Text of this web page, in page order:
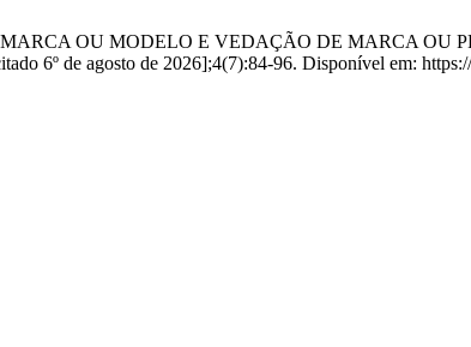
MARCA OU MODELO E VEDAÇÃO DE MARCA
6º de agosto de 2026];4(7):84-96. Disponível em: